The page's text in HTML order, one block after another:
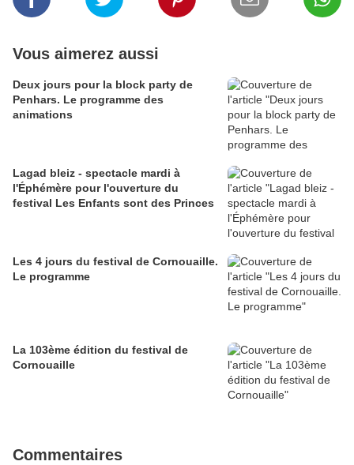
Vous aimerez aussi
Deux jours pour la block party de
Penhars. Le programme des
animations
Lagad bleiz - spectacle mardi à
l'Éphémère pour l'ouverture du
festival Les Enfants sont des Princes
Les 4 jours du festival de Cornouaille.
Le programme
La 103ème édition du festival de
Cornouaille
Commentaires